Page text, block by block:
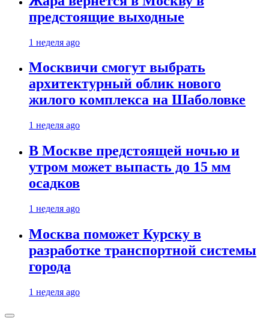
предстоящие выходные
1 неделя ago
Москвичи смогут выбрать
архитектурный облик нового
жилого комплекса на Шаболовке
1 неделя ago
В Москве предстоящей ночью и
утром может выпасть до 15 мм
осадков
1 неделя ago
Москва поможет Курску в
разработке транспортной системы
города
1 неделя ago